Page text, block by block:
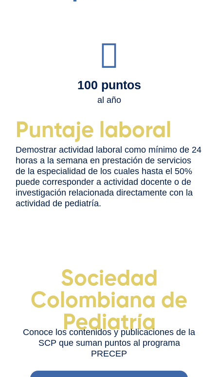
100 puntos
al año
Puntaje laboral
Demostrar actividad laboral como mínimo de 24
horas a la semana en prestación de servicios
de la especialidad de los cuales hasta el 50%
puede corresponder a actividad docente o de
investigación relacionada directamente con la
actividad de pediatría.
Sociedad
Colombiana de
Pediatría
Conoce los contenidos y publicaciones de la
SCP que suman puntos al programa
PRECEP